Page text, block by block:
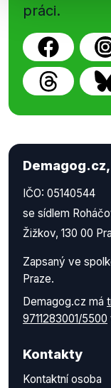
práci.
IČO: 05140544
se sídlem
Žižkov, 130 00
Zapsaný ve
Praze.
Demagog.cz má
9711283001/5500
Kontakty
Kontaktní osoba